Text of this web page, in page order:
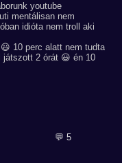
youtube
mentálisan nem
idióta nem troll aki
10 perc alatt nem tudta
játszott 2 órát 😃 én 10
💬 5